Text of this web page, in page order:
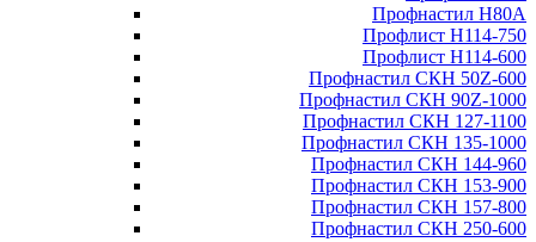
Профнастил Н80А
Профлист Н114-750
Профлист Н114-600
Профнастил СКН 50Z-600
Профнастил СКН 90Z-1000
Профнастил СКН 127-1100
Профнастил СКН 135-1000
Профнастил СКН 144-960
Профнастил СКН 153-900
Профнастил СКН 157-800
Профнастил СКН 250-600